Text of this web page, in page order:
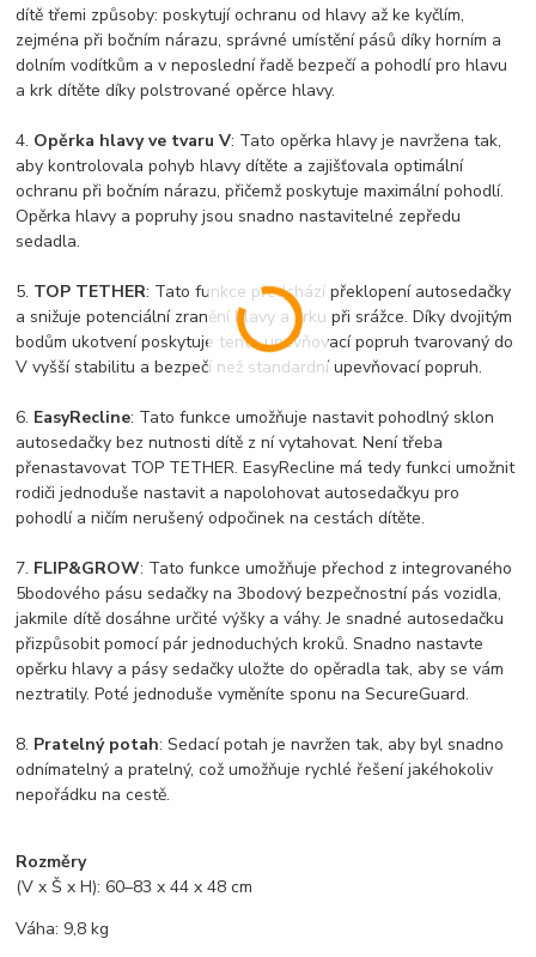
dítě třemi způsoby: poskytují ochranu od hlavy až ke kyčlím,
zejména při bočním nárazu, správné umístění pásů díky horním a
dolním vodítkům a v neposlední řadě bezpečí a pohodlí pro hlavu
a krk dítěte díky polstrované opěrce hlavy.
4. Opěrka hlavy ve tvaru V: Tato opěrka hlavy je navržena tak,
aby kontrolovala pohyb hlavy dítěte a zajišťovala optimální
ochranu při bočním nárazu, přičemž poskytuje maximální pohodlí.
Opěrka hlavy a popruhy jsou snadno nastavitelné zepředu
sedadla.
5. TOP TETHER: Tato funkce předchází překlopení autosedačky
a snižuje potenciální zranění hlavy a krku při srážce. Díky dvojitým
bodům ukotvení poskytuje tento upevňovací popruh tvarovaný do
V vyšší stabilitu a bezpečí než standardní upevňovací popruh.
6. EasyRecline: Tato funkce umožňuje nastavit pohodlný sklon
autosedačky bez nutnosti dítě z ní vytahovat. Není třeba
přenastavovat TOP TETHER. EasyRecline má tedy funkci umožnit
rodiči jednoduše nastavit a napolohovat autosedačkyu pro
pohodlí a ničím nerušený odpočinek na cestách dítěte.
7. FLIP&GROW: Tato funkce umožňuje přechod z integrovaného
5bodového pásu sedačky na 3bodový bezpečnostní pás vozidla,
jakmile dítě dosáhne určité výšky a váhy. Je snadné autosedačku
přizpůsobit pomocí pár jednoduchých kroků. Snadno nastavte
opěrku hlavy a pásy sedačky uložte do opěradla tak, aby se vám
neztratily. Poté jednoduše vyměníte sponu na SecureGuard.
8. Pratelný potah: Sedací potah je navržen tak, aby byl snadno
odnímatelný a pratelný, což umožňuje rychlé řešení jakéhokoliv
nepořádku na cestě.
Rozměry
(V x Š x H): 60–83 x 44 x 48 cm
Váha: 9,8 kg